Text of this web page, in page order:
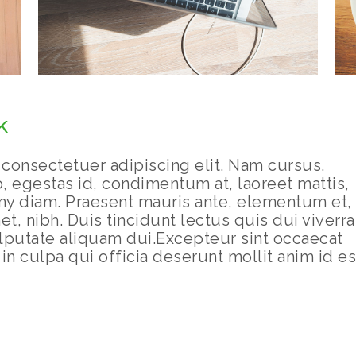
adipiscing elit. Nam cursus.
egestas id, condimentum at, laoreet mattis,
diam. Praesent mauris ante, elementum et,
nibh. Duis tincidunt lectus quis dui viverra
aliquam dui.Excepteur sint occaecat
culpa qui officia deserunt mollit anim id